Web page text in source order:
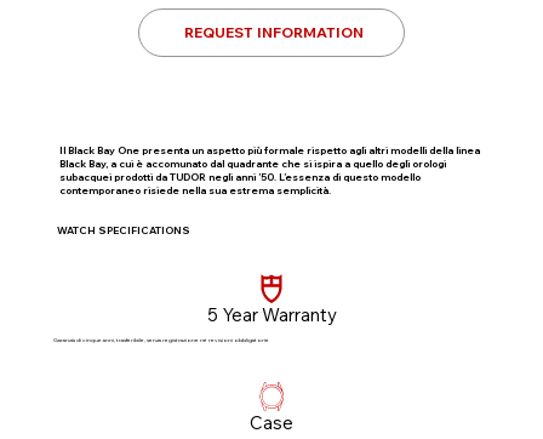
REQUEST INFORMATION
Il Black Bay One presenta un aspetto più formale rispetto agli altri modelli della linea
Black Bay, a cui è accomunato dal quadrante che si ispira a quello degli orologi
subacquei prodotti da TUDOR negli anni ’50. L’essenza di questo modello
contemporaneo risiede nella sua estrema semplicità.
WATCH SPECIFICATIONS
5 Year Warranty
Garanzia di cinque anni, trasferibile, senza registrazione né revisioni obbligatorie​
Case